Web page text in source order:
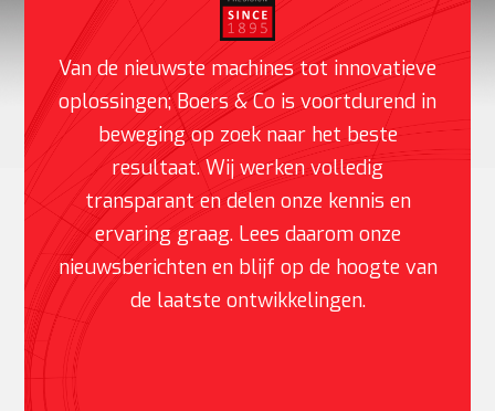
Van de nieuwste machines tot innovatieve
oplossingen; Boers & Co is voortdurend in
beweging op zoek naar het beste
resultaat. Wij werken volledig
transparant en delen onze kennis en
ervaring graag. Lees daarom onze
nieuwsberichten en blijf op de hoogte van
de laatste ontwikkelingen.